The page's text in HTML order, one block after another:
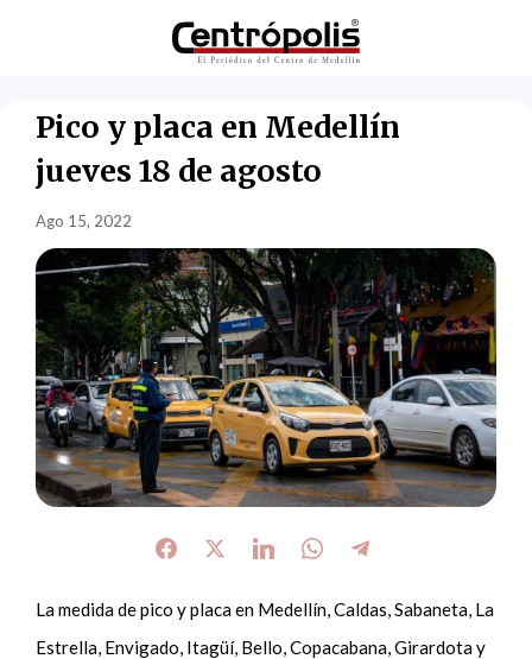
Pico y placa en Medellín
jueves 18 de agosto
Ago 15, 2022
La medida de pico y placa en Medellín, Caldas, Sabaneta, La
Estrella, Envigado, Itagüí, Bello, Copacabana, Girardota y